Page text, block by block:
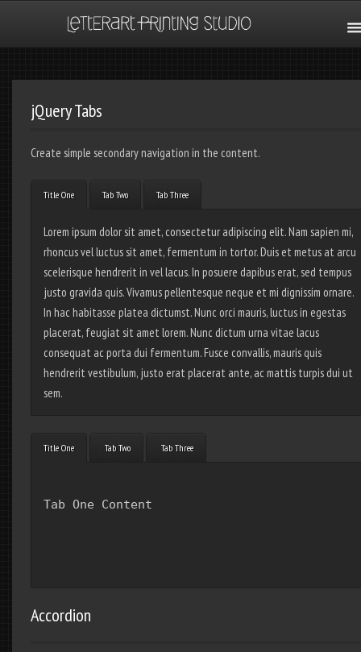
jQuery Tabs
Create simple secondary navigation in the content.
Title One Tab Two Tab Three
Lorem ipsum dolor sit amet, consectetur adipiscing elit. Nam sapien mi,
rhoncus vel luctus sit amet, fermentum in tortor. Duis et metus at arcu
scelerisque hendrerit in vel lacus. In posuere dapibus erat, sed tempus
justo gravida quis. Vivamus pellentesque neque et mi dignissim ornare.
In hac habitasse platea dictumst. Nunc orci mauris, luctus in egestas
placerat, feugiat sit amet lorem. Nunc dictum urna vitae lacus
consequat ac porta dui fermentum. Fusce convallis, mauris quis
hendrerit vestibulum, justo erat placerat ante, ac mattis turpis dui ut
sem.
Title One Tab Two Tab Three
Tab One Content
Accordion